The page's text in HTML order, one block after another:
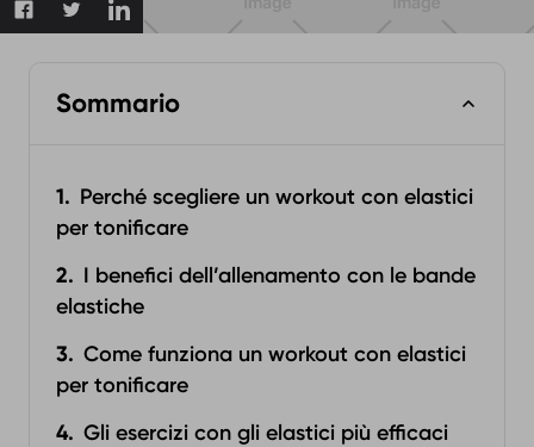
Sommario
Perché scegliere un workout con elastici
per tonificare
I benefici dell’allenamento con le bande
elastiche
Come funziona un workout con elastici
per tonificare
Gli esercizi con gli elastici più efficaci